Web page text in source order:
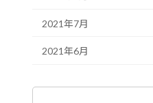
2021年7月
2021年6月